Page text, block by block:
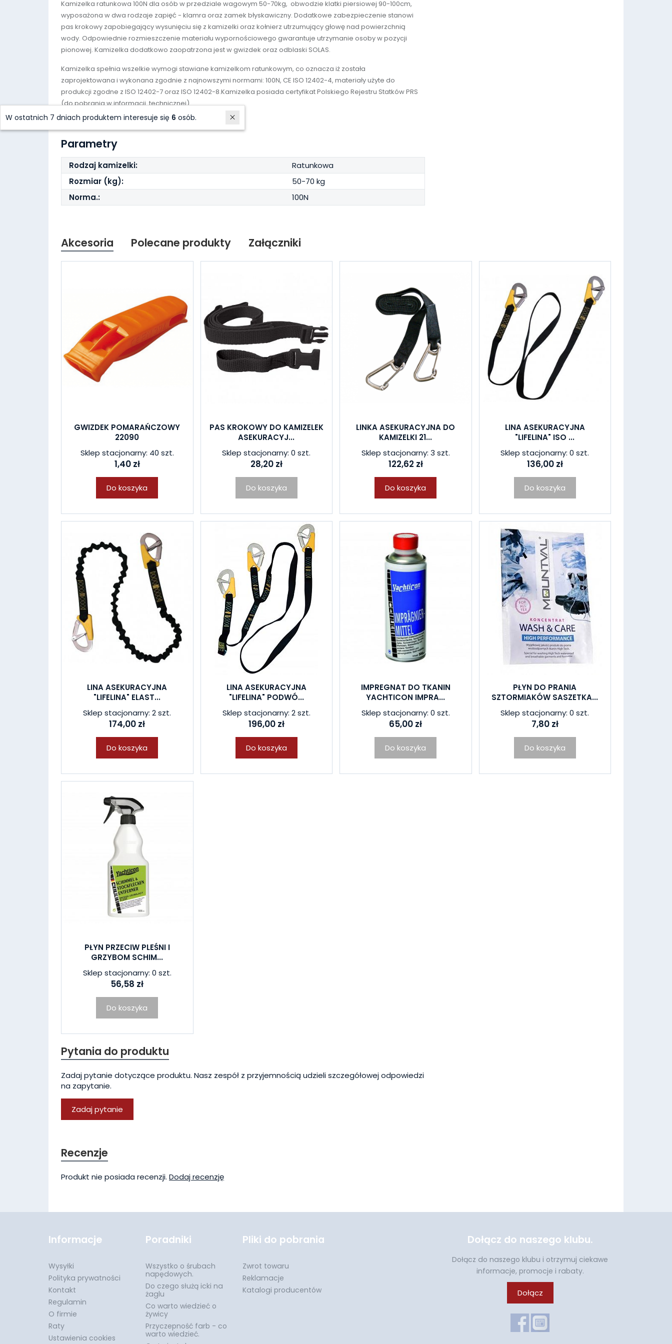
Kamizelka ratunkowa 100N dla osób w przedziale wagowym 50-70kg, obwodzie klatki piersiowej 90-100cm,
wyposażona w dwa rodzaje zapięć - klamra oraz zamek błyskawiczny. Dodatkowe zabezpieczenie stanowi
pas krokowy zapobiegający wysunięciu się z kamizelki oraz kołnierz utrzumujący głowę nad powierzchnią
wody. Odpowiednie rozmieszczenie materiału wypornościowego gwarantuje utrzymanie osoby w pozycji
pionowej. Kamizelka dodatkowo zaopatrzona jest w gwizdek oraz odblaski SOLAS.
Kamizelka spełnia wszelkie wymogi stawiane kamizelkom ratunkowym, co oznacza iż została
zaprojektowana i wykonana zgodnie z najnowszymi normami: 100N, CE ISO 12402-4, materiały użyte do
produkcji zgodne z ISO 12402-7 oraz ISO 12402-8.Kamizelka posiada certyfikat Polskiego Rejestru Statków PRS
(do pobrania w informacji technicznej).
Parametry
Rodzaj kamizelki:
Ratunkowa
Rozmiar (kg):
50-70 kg
Norma.:
100N
Akcesoria Polecane produkty Załączniki
GWIZDEK POMARAŃCZOWY
22090
Sklep stacjonarny: 40 szt.
1,40 zł
Do koszyka
PAS KROKOWY DO KAMIZELEK
ASEKURACYJ...
Sklep stacjonarny: 0 szt.
28,20 zł
Do koszyka
LINKA ASEKURACYJNA DO
KAMIZELKI 21...
Sklep stacjonarny: 3 szt.
122,62 zł
Do koszyka
LINA ASEKURACYJNA
"LIFELINA" ISO ...
Sklep stacjonarny: 0 szt.
136,00 zł
Do koszyka
LINA ASEKURACYJNA
"LIFELINA" ELAST...
Sklep stacjonarny: 2 szt.
174,00 zł
Do koszyka
LINA ASEKURACYJNA
"LIFELINA" PODWÓ...
Sklep stacjonarny: 2 szt.
196,00 zł
Do koszyka
IMPREGNAT DO TKANIN
YACHTICON IMPRA...
Sklep stacjonarny: 0 szt.
65,00 zł
Do koszyka
PŁYN DO PRANIA
SZTORMIAKÓW SASZETKA...
Sklep stacjonarny: 0 szt.
7,80 zł
Do koszyka
PŁYN PRZECIW PLEŚNI I
GRZYBOM SCHIM...
Sklep stacjonarny: 0 szt.
56,58 zł
Do koszyka
Pytania do produktu
Zadaj pytanie dotyczące produktu. Nasz zespół z przyjemnością udzieli szczegółowej odpowiedzi
na zapytanie.
Zadaj pytanie
W ostatnich 7 dniach produktem interesuje się 6 osób.
Recenzje
Produkt nie posiada recenzji. Dodaj recenzję
Informacje
Wysyłki
Polityka prywatności
Kontakt
Regulamin
O firmie
Raty
Ustawienia cookies
Poradniki
Wszystko o śrubach
napędowych.
Do czego służą icki na
żaglu
Co warto wiedzieć o
żywicy
Przyczepność farb - co
warto wiedzieć.
Pliki do pobrania
Zwrot towaru
Reklamacje
Katalogi producentów
Dołącz do naszego klubu.
Dołącz do naszego klubu i otrzymuj ciekawe
informacje, promocje i rabaty.
Dołącz